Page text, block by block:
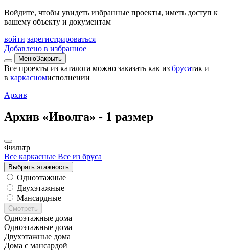
Войдите, чтобы увидеть избранные проекты, иметь доступ к
вашему объекту и документам
войти зарегистрироваться
Добавлено в избранное
МенюЗакрыть
Все проекты из каталога можно заказать как из брусатак и
в каркасномисполнении
Архив
Архив «Иволга» - 1 размер
Фильтр
Все каркасные Все из бруса
Выбрать этажность
Одноэтажные
Двухэтажные
Мансардные
Смотреть
Одноэтажные дома
Одноэтажные дома
Двухэтажные дома
Дома с мансардой